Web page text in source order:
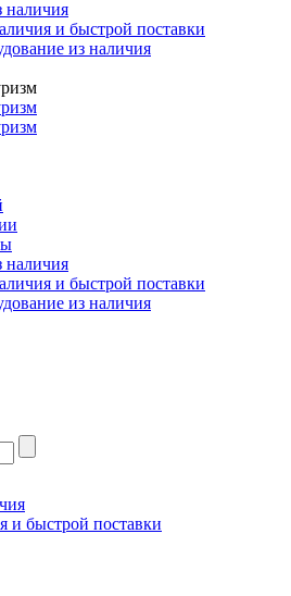
и быстрой поставки
и быстрой поставки
и быстрой поставки